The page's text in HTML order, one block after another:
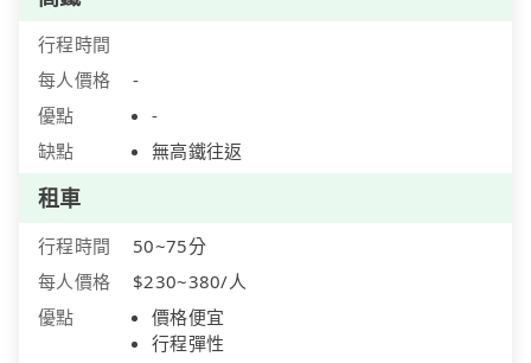
行程時間
每人價格
-
優點
-
缺點
無高鐵往返
租車
行程時間
50~75分
每人價格
$230~380/人
優點
價格便宜
行程彈性